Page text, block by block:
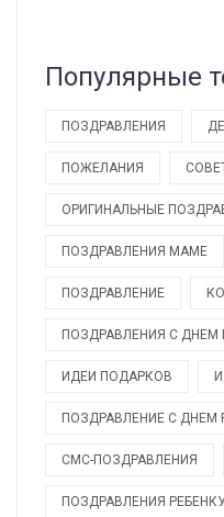
Популярные
ПОЗДРАВЛЕНИЯ
ПОЖЕЛАНИЯ
ОРИГИНАЛЬНЫЕ
ПОЗДРАВЛЕНИЯ МАМЕ
ПОЗДРАВЛЕНИЕ
ПОЗДРАВЛЕНИЯ С ДНЕМ
ИДЕИ ПОДАРКОВ
ПОЗДРАВЛЕНИЕ С ДНЕМ
СМС-ПОЗДРАВЛЕНИЯ
ПОЗДРАВЛЕНИЯ